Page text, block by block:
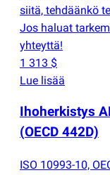
siitä, tehdäänkö
Jos haluat
yhteyttä!
1 313 $
Lue lisää
Ihoherkistys
(OECD 442D)
ISO 10993-10,